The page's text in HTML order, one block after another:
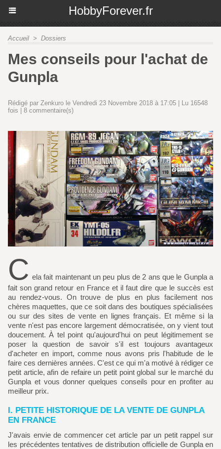
HobbyForever.fr
Accueil > Dossiers
Mes conseils pour l'achat de
Gunpla
Rédigé par Zenkuro le Vendredi 23 Novembre 2018 à 17:05 | Lu 16548
fois | 8 commentaire(s)
C ela fait maintenant un peu plus de 2 ans que le Gunpla a
fait son grand retour en France et il faut dire que le succès est
au rendez-vous. On trouve de plus en plus facilement nos
chères maquettes, que ce soit dans des boutiques spécialisées
ou sur des sites de vente en lignes français. Et même si la
vente n'est pas encore largement démocratisée, on y vient tout
doucement. À tel point qu'aujourd'hui on peut légitimement se
poser la question de savoir s'il est toujours avantageux
d'acheter en import, comme nous avons pris l'habitude de le
faire ces dernières années. C'est ce qui m'a motivé à rédiger ce
petit article, afin de refaire un petit point global sur le marché du
Gunpla et vous donner quelques conseils pour en profiter au
meilleur prix.
I. PETITE HISTORIQUE DE LA VENTE DE GUNPLA
EN FRANCE
J'avais envie de commencer cet article par un petit rappel sur
les précédentes tentatives de distribution officielle de Gunpla en